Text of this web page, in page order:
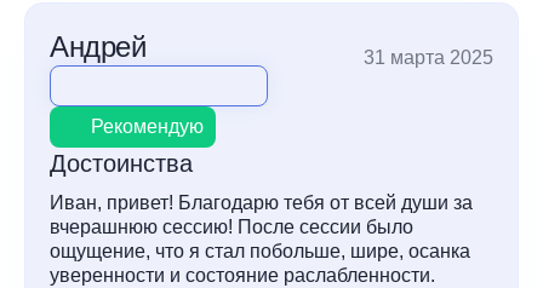
Андрей 31 марта 2025
Рекомендую
Достоинства
Иван, привет! Благодарю тебя от всей души за
вчерашнюю сессию! После сессии было
ощущение, что я стал побольше, шире, осанка
уверенности и состояние раслабленности.